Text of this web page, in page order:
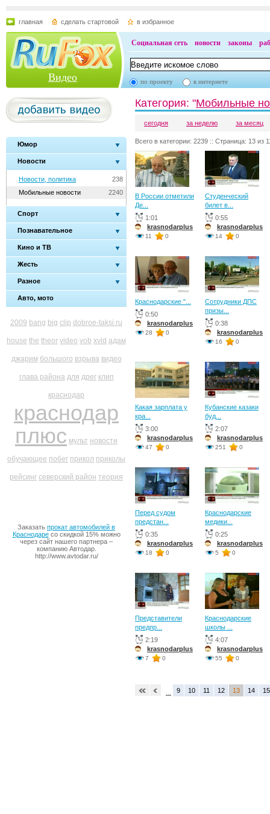
главная сделать стартовой в избранное
Видео
Социальная сеть новости законы
по проекту в интернете
Юмор
Новости
238
Новости, политика
2240
Мобильные новости
Спорт
Познавательное
Кино и ТВ
Жесть
Разное
Авто, мото
2009 bang big clip dobroe-taksi.ru
house the theor video vob xvid адам
джарим большого взрыва видео
глава района для дрег клип
краснодар
краснодар
плюс мульт новости
обучающее побег прикол приколы
рейсинг северский район теория
Заказать прокат автомобилей в
Краснодаресо скидкой 15% можно
через сайт нашего партнера –
компанию Автодар.
http://www.avtodar.ru/
Категория: "Мобильные
сегодня за неделю за месяц
Всего в категории: 2239 :: Страница: 13 из
В России отметили
Де...
1:01
krasnodarplus
11 0
Студенческий
билет в...
0:55
krasnodarplus
14 0
Краснодарские "...
0:50
krasnodarplus
28 0
Сотрудники ДПС
призы...
0:38
krasnodarplus
16 0
Какая зарплата у
кра...
3:00
krasnodarplus
47 0
Кубанские казаки
буд...
2:07
krasnodarplus
251 0
Перед судом
предстан...
0:35
krasnodarplus
18 0
Краснодарские
медики...
0:25
krasnodarplus
5 0
Представители
предпр...
2:19
krasnodarplus
7 0
Краснодарские
школы ...
4:07
krasnodarplus
55 0
9 10 11 12 13 14 15